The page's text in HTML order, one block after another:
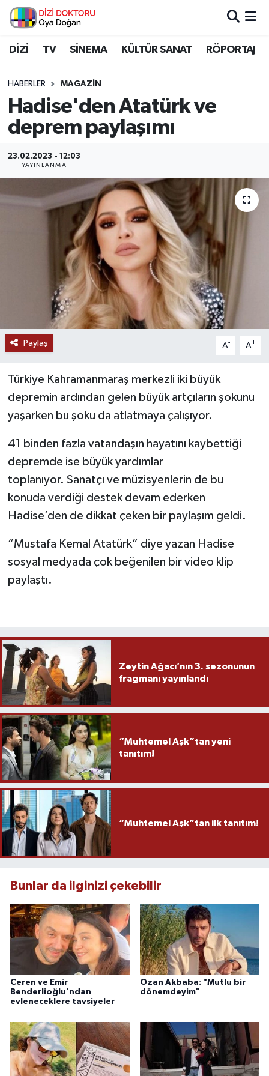
DİZİ TV SİNEMA KÜLTÜR SANAT RÖPORTAJ
HABERLER MAGAZİN
Hadise'den Atatürk ve
deprem paylaşımı
23.02.2023 - 12:03
YAYINLANMA
Paylaş A- A+
Türkiye Kahramanmaraş merkezli iki büyük
depremin ardından gelen büyük artçıların şokunu
yaşarken bu şoku da atlatmaya çalışıyor.
41 binden fazla vatandaşın hayatını kaybettiği
depremde ise büyük yardımlar
toplanıyor. Sanatçı ve müzisyenlerin de bu
konuda verdiği destek devam ederken
Hadise’den de dikkat çeken bir paylaşım geldi.
“Mustafa Kemal Atatürk” diye yazan Hadise
sosyal medyada çok beğenilen bir video klip
paylaştı.
Zeytin Ağacı’nın 3. sezonunun
fragmanı yayınlandı
“Muhtemel Aşk”tan yeni
tanıtım!
“Muhtemel Aşk”tan ilk tanıtım!
Bunlar da ilginizi çekebilir
Ceren ve Emir
Benderlioğlu'ndan
evleneceklere tavsiyeler
Ozan Akbaba: "Mutlu bir
dönemdeyim"
İstanbul Nöbetçi Eczaneler
İstanbul Namaz Vakitleri
İstanbul Trafik Yoğunluk Haritası
Süper Lig Puan Durumu ve Fikstür
Tüm Manşetler
Son Dakika Haberleri
Haber Arşivi